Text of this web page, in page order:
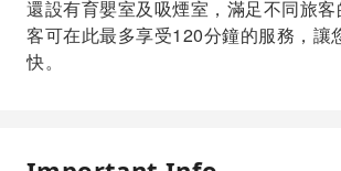
還設有育嬰室及吸煙室，滿足不同旅
客可在此最多享受120分鐘的服務，讓
快。